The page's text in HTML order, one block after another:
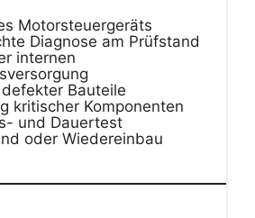
Motorsteuergeräts
Diagnose am Prüfstand
internen
Bauteile
kritischer Komponenten
und Dauertest
oder Wiedereinbau